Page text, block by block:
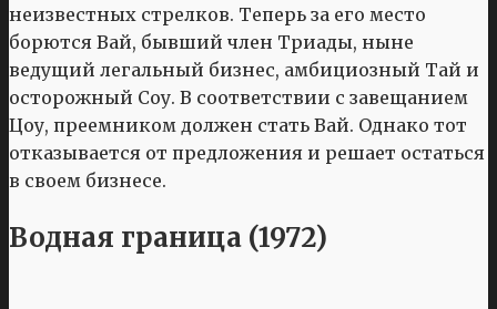
неизвестных стрелков. Теперь за его место
борются Вай, бывший член Триады, ныне
ведущий легальный бизнес, амбициозный Тай и
осторожный Соу. В соответствии с завещанием
Цоу, преемником должен стать Вай. Однако тот
отказывается от предложения и решает остаться
в своем бизнесе.
Водная граница (1972)